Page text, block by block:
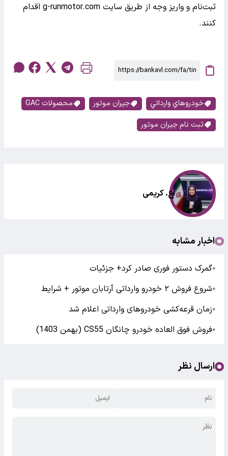
ثبت‌نام و واریز وجه از طریق سایت g-runmotor.com اقدام
کنند.
خودروهاي وارداتي جیران موتور
محصولات GAC
ثبت نام جیران موتور
اع. کریمی
اخبار مشابه
●گمرک دستور فوری صادر کرد+ جزئیات
●شروع فروش ۲ خودرو وارداتی آرتابان موتور + شرایط
●زمان قرعه‌کشی خودروهای وارداتی اعلام شد
●فروش فوق العاده خودرو چانگان CS55 (بهمن 1403)
ارسال نظر